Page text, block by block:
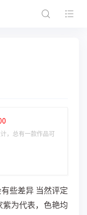
，总有一款作品可
些差异 当然评定
为代表，色艳均